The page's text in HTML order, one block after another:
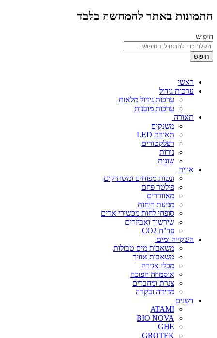
התמונות באתר להמחשה בלבד
חיפוש
חיפוש
ראשי
ערכות גידול
ערכות גידול מלאות
ערכות מובנות
תאורה
משנקים
תאורת LED
רפלקטורים
נורות
שונות
אוויר
ונטות מפוחים ומשתיקים
פילטר פחם
מאווררים
מניעת ריחות
סופחי לחות מכשירי אדים
שירשור ואביזרים
פד"ח CO2
השקייה ומים
משאבות מים טבולות
משאבות אוויר
מכלי אגירה
אוסמוזה הפוכה
צנרת ומחברים
מדידה ובקרה
דשנים
ATAMI
BIO NOVA
GHE
GROTEK